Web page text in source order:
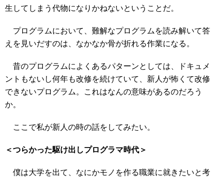
生してしまう代物になりかねないということだ。
プログラムにおいて、難解なプログラムを読み解いて答
えを見いだすのは、なかなか骨が折れる作業になる。
昔のプログラムによくあるパターンとしては、ドキュメ
ントもないし何年も改修を続けていて、新人が怖くて改修
できないプログラム。これはなんの意味があるのだろう
か。
ここで私が新人の時の話をしてみたい。
＜つらかった駆け出しプログラマ時代＞
僕は大学を出て、なにかモノを作る職業に就きたいと考